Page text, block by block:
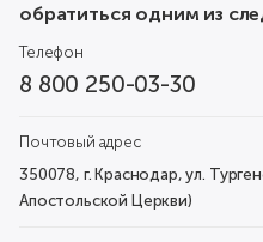
обратиться одним из
Телефон
8 800 250-03-30
Почтовый адрес
350078, г. Краснодар, ул.
Апостольской Церкви)